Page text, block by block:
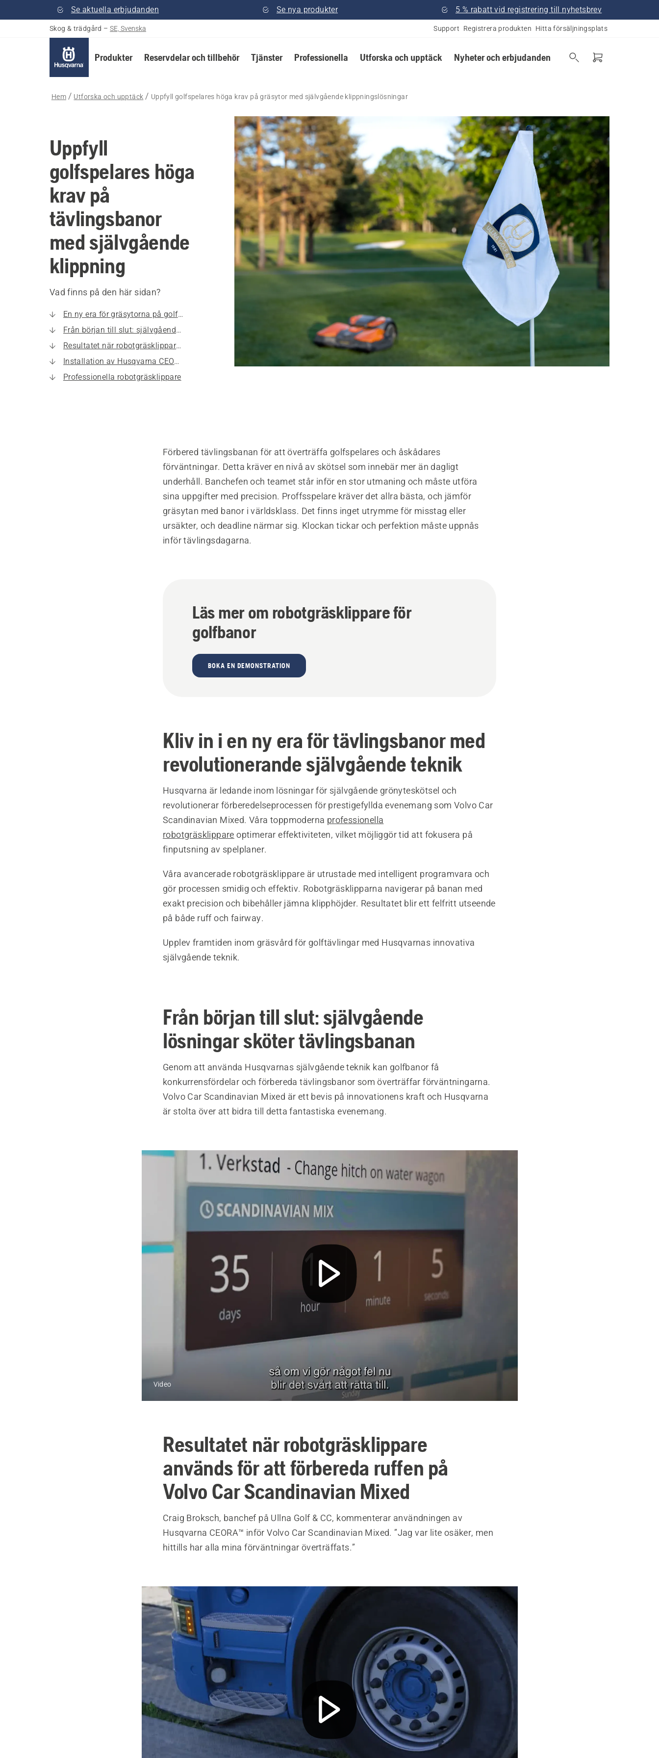
Se aktuella erbjudanden Se nya produkter 5 % rabatt vid registrering till nyhetsbrev
Skog & trädgård – SE, Svenska Support Registrera produkten Hitta försäljningsplats
Produkter Reservdelar och tillbehör Tjänster Professionella Utforska och upptäck Nyheter och erbjudanden
Hem Utforska och upptäck Uppfyll golfspelares höga krav på gräsytor med självgående klippningslösningar
Uppfyll
golfspelares höga
krav på
tävlingsbanor
med självgående
klippning
Vad finns på den här sidan?
En ny era för gräsytorna på golftävlingar
Från början till slut: självgående lösningar sköter tävlingsbanan
Resultatet när robotgräsklippare används för att förbereda ruffen
Installation av Husqvarna CEORA™-robotgräsklippare
Professionella robotgräsklippare
Förbered tävlingsbanan för att överträffa golfspelares och åskådares
förväntningar. Detta kräver en nivå av skötsel som innebär mer än dagligt
underhåll. Banchefen och teamet står inför en stor utmaning och måste utföra
sina uppgifter med precision. Proffsspelare kräver det allra bästa, och jämför
gräsytan med banor i världsklass. Det finns inget utrymme för misstag eller
ursäkter, och deadline närmar sig. Klockan tickar och perfektion måste uppnås
inför tävlingsdagarna.
Läs mer om robotgräsklippare för
golfbanor
BOKA EN DEMONSTRATION
Kliv in i en ny era för tävlingsbanor med
revolutionerande självgående teknik
Husqvarna är ledande inom lösningar för självgående grönyteskötsel och
revolutionerar förberedelseprocessen för prestigefyllda evenemang som Volvo Car
Scandinavian Mixed. Våra toppmoderna professionella
robotgräsklippare optimerar effektiviteten, vilket möjliggör tid att fokusera på
finputsning av spelplaner.
Våra avancerade robotgräsklippare är utrustade med intelligent programvara och
gör processen smidig och effektiv. Robotgräsklipparna navigerar på banan med
exakt precision och bibehåller jämna klipphöjder. Resultatet blir ett felfritt utseende
på både ruff och fairway.
Upplev framtiden inom gräsvård för golftävlingar med Husqvarnas innovativa
självgående teknik.
Från början till slut: självgående
lösningar sköter tävlingsbanan
Genom att använda Husqvarnas självgående teknik kan golfbanor få
konkurrensfördelar och förbereda tävlingsbanor som överträffar förväntningarna.
Volvo Car Scandinavian Mixed är ett bevis på innovationens kraft och Husqvarna
är stolta över att bidra till detta fantastiska evenemang.
Video
Resultatet när robotgräsklippare
används för att förbereda ruffen på
Volvo Car Scandinavian Mixed
Craig Broksch, banchef på Ullna Golf & CC, kommenterar användningen av
Husqvarna CEORA™ inför Volvo Car Scandinavian Mixed. ”Jag var lite osäker, men
hittills har alla mina förväntningar överträffats.”